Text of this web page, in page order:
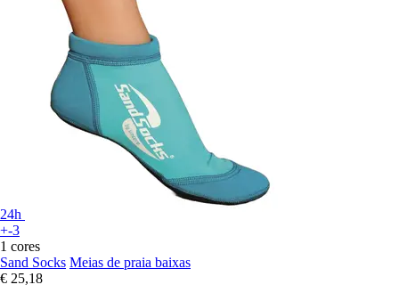
24h
+-3
1 cores
Sand Socks Meias de praia baixas
€ 25,18